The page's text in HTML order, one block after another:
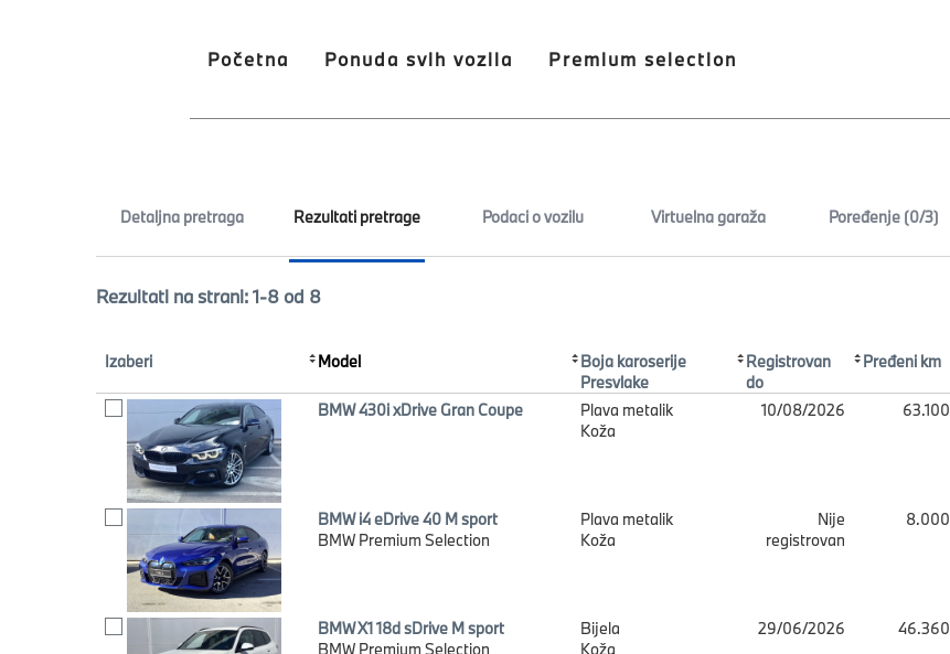
Početna Ponuda svih vozila Premium selection
Detaljna pretraga Rezultati pretrage Podaci o vozilu Virtuelna garaža Poređenje (0/3)
Rezultati na strani: 1-8 od 8
Izaberi Model
Boja karoserije
Presvlake
Registrovan
do
Pređeni km
BMW 430i xDrive Gran Coupe
Plava metalik
Koža
10/08/2026 63.100
BMW i4 eDrive 40 M sport
BMW Premium Selection
Plava metalik
Koža
Nije
registrovan
8.000
BMW X1 18d sDrive M sport
BMW Premium Selection
Bijela
Koža
29/06/2026 46.360